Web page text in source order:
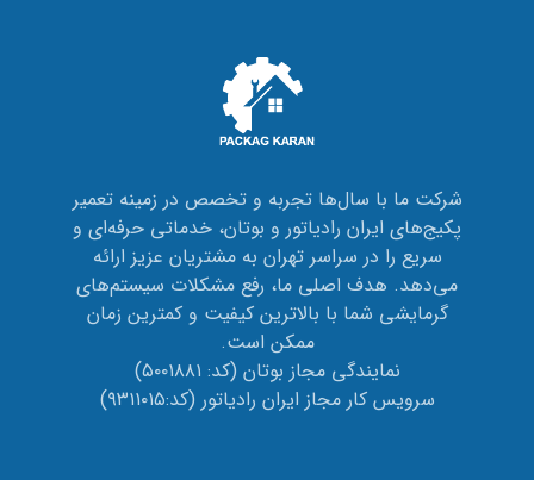
شرکت ما با سال‌ها تجربه و تخصص در زمینه تعمیر
پکیج‌های ایران رادیاتور و بوتان، خدماتی حرفه‌ای و
سریع را در سراسر تهران به مشتریان عزیز ارائه
می‌دهد. هدف اصلی ما، رفع مشکلات سیستم‌های
گرمایشی شما با بالاترین کیفیت و کمترین زمان
ممکن است.
نمایندگی مجاز بوتان (کد: ۵۰۰۱۸۸۱)
سرویس کار مجاز ایران رادیاتور (کد:۹۳۱۱۰۱۵)